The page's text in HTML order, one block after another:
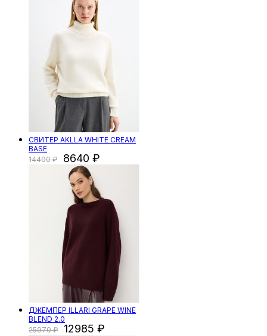
СВИТЕР AKLLA WHITE CREAM
BASE
14400
8640
ДЖЕМПЕР ILLARI GRAPE WINE
BLEND 2.0
25970
12985